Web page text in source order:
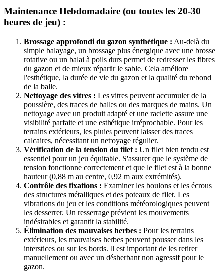
Maintenance Hebdomadaire (ou toutes les 20-30
heures de jeu) :
Brossage approfondi du gazon synthétique : Au-delà du
simple balayage, un brossage plus énergique avec une brosse
rotative ou un balai à poils durs permet de redresser les fibres
du gazon et de mieux répartir le sable. Cela améliore
l'esthétique, la durée de vie du gazon et la qualité du rebond
de la balle.
Nettoyage des vitres : Les vitres peuvent accumuler de la
poussière, des traces de balles ou des marques de mains. Un
nettoyage avec un produit adapté et une raclette assure une
visibilité parfaite et une esthétique irréprochable. Pour les
terrains extérieurs, les pluies peuvent laisser des traces
calcaires, nécessitant un nettoyage régulier.
Vérification de la tension du filet : Un filet bien tendu est
essentiel pour un jeu équitable. S'assurer que le système de
tension fonctionne correctement et que le filet est à la bonne
hauteur (0,88 m au centre, 0,92 m aux extrémités).
Contrôle des fixations : Examiner les boulons et les écrous
des structures métalliques et des poteaux de filet. Les
vibrations du jeu et les conditions météorologiques peuvent
les desserrer. Un resserrage prévient les mouvements
indésirables et garantit la stabilité.
Élimination des mauvaises herbes : Pour les terrains
extérieurs, les mauvaises herbes peuvent pousser dans les
interstices ou sur les bords. Il est important de les retirer
manuellement ou avec un désherbant non agressif pour le
gazon.